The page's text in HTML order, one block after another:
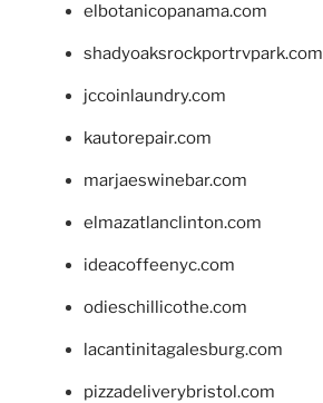
elbotanicopanama.com
shadyoaksrockportrvpark.com
jccoinlaundry.com
kautorepair.com
marjaeswinebar.com
elmazatlanclinton.com
ideacoffeenyc.com
odieschillicothe.com
lacantinitagalesburg.com
pizzadeliverybristol.com